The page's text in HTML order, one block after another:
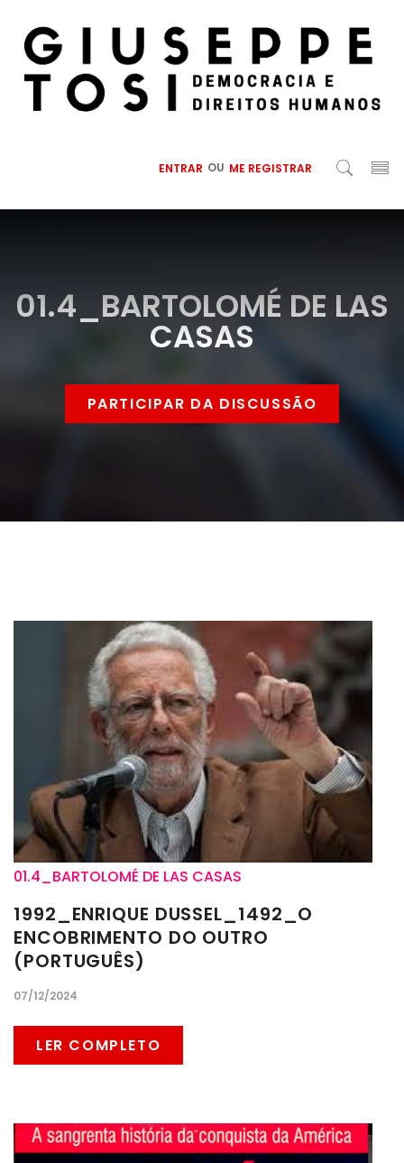
ENTRAR OU ME REGISTRAR
01.4_BARTOLOMÉ DE LAS
CASAS
PARTICIPAR DA DISCUSSÃO
01.4_BARTOLOMÉ DE LAS CASAS
1992_ENRIQUE DUSSEL_1492_O
ENCOBRIMENTO DO OUTRO
(PORTUGUÊS)
07/12/2024
LER COMPLETO